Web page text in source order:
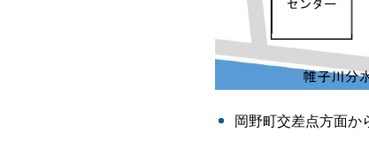
岡野町交差点方面か